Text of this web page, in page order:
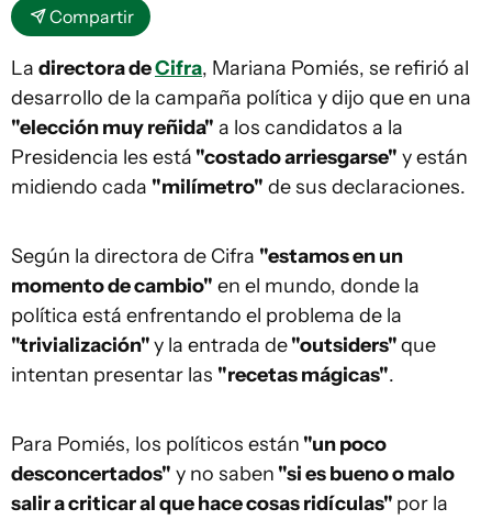
Compartir
La directora deCifra, Mariana Pomiés, se refirió al
desarrollo de la campaña política y dijo que en una
"elección muy reñida" a los candidatos a la
Presidencia les está "costado arriesgarse" y están
midiendo cada "milímetro" de sus declaraciones.
Según la directora de Cifra "estamos en un
momento de cambio" en el mundo, donde la
política está enfrentando el problema de la
"trivialización"y la entrada de"outsiders"que
intentan presentar las "recetas mágicas".
Para Pomiés, los políticos están "un poco
desconcertados" y no saben "si es bueno o malo
salir a criticar al que hace cosas ridículas" por la